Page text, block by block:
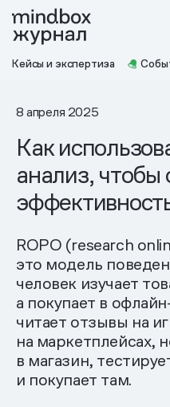
Кейсы и экспертиза
8 апреля 2025
Как
анализ, чтобы
ROPO (research
это модель
человек изучает
а покупает в
читает отзывы на
на маркетплейсах,
в магазин,
и покупает там.